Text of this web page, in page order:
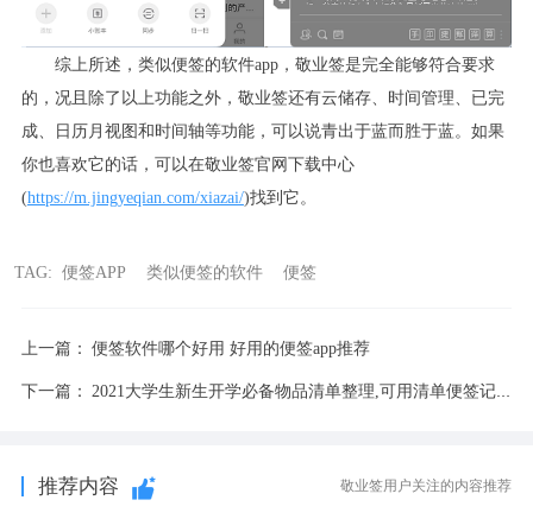
综上所述，类似便签的软件app，敬业签是完全能够符合要求
的，况且除了以上功能之外，敬业签还有云储存、时间管理、已完
成、日历月视图和时间轴等功能，可以说青出于蓝而胜于蓝。如果
你也喜欢它的话，可以在敬业签官网下载中心
(https://m.jingyeqian.com/xiazai/)找到它。
TAG: 便签APP 类似便签的软件 便签
上一篇： 便签软件哪个好用 好用的便签app推荐
下一篇： 2021大学生新生开学必备物品清单整理,可用清单便签记录
推荐内容 敬业签用户关注的内容推荐